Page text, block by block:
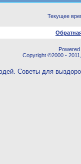
Текущее
Copyright ©2000 -
Советы для